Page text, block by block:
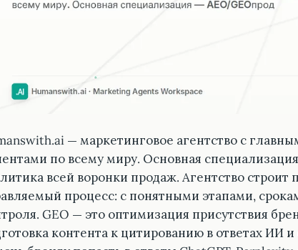
— маркетинговое агентство с
по всему миру. Основная
всей воронки продаж. Агентство строит
процесс: с понятными этапами,
GEO — это оптимизация присутствия
контента к цитированию в ответах ИИ